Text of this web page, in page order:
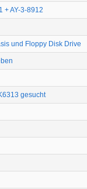
+ AY-3-8912
und Floppy Disk Drive
gesucht